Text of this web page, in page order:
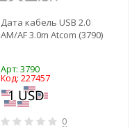
Дата кабель USB 2.0
AM/AF 3.0m Atcom (3790)
Арт: 3790
Код: 227457
0